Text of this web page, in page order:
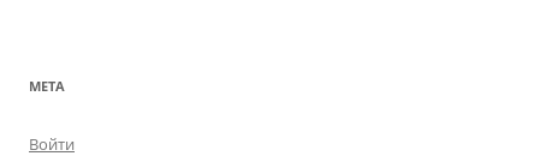
МЕТА
Войти